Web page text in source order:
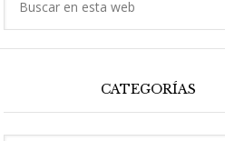
CATEGORÍAS